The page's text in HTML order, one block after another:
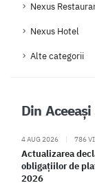
Nexus
Nexus Hotel
Alte categorii
Din
4 AUG 2026 | 786
Actualizarea
obligațiilor de
2026